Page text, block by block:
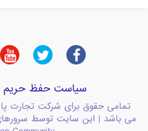
سیاست حفظ
تمامی حقوق برای شرکت تجارت
می باشد | این سایت توسط